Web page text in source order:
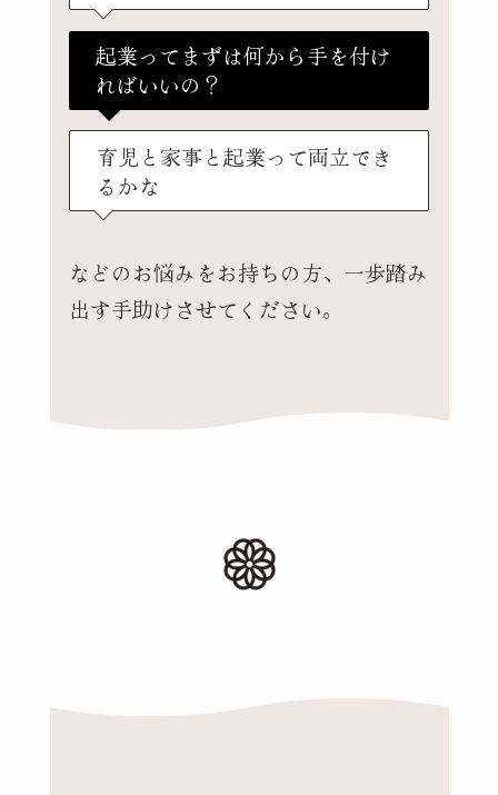
起業ってまずは何から手を付け
ればいいの？
育児と家事と起業って両立でき
るかな
などのお悩みをお持ちの方、一歩踏み
出す手助けさせてください。